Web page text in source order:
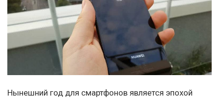
Нынешний год для смартфонов является эпохой